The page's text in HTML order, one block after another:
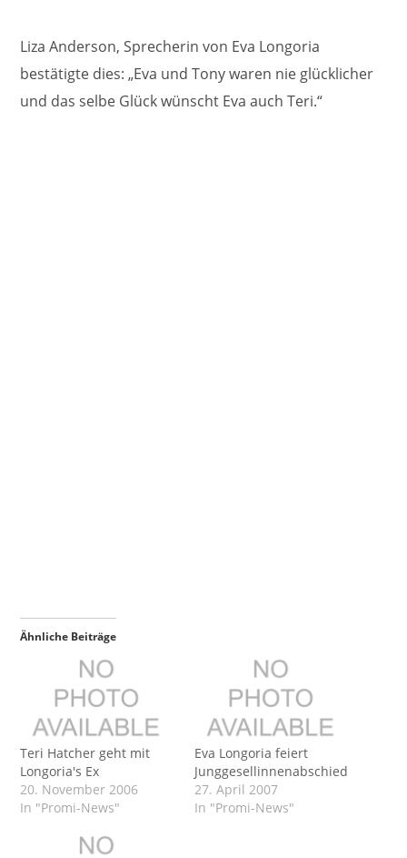
Liza Anderson, Sprecherin von Eva Longoria
bestätigte dies: „Eva und Tony waren nie glücklicher
und das selbe Glück wünscht Eva auch Teri.“
Ähnliche Beiträge
Teri Hatcher geht mit
Longoria's Ex
20. November 2006
In "Promi-News"
Eva Longoria feiert
Junggesellinnenabschied
27. April 2007
In "Promi-News"